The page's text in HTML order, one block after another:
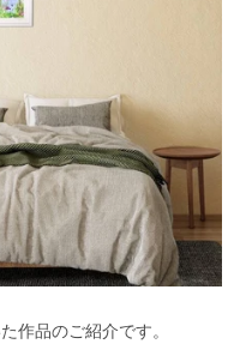
作品のご紹介です。